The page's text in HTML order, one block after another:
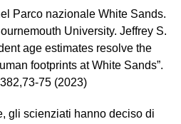
Parco nazionale White Sands.
University. Jeffrey S.
age estimates resolve the
footprints at White Sands”.
75 (2023)
gli scienziati hanno deciso di